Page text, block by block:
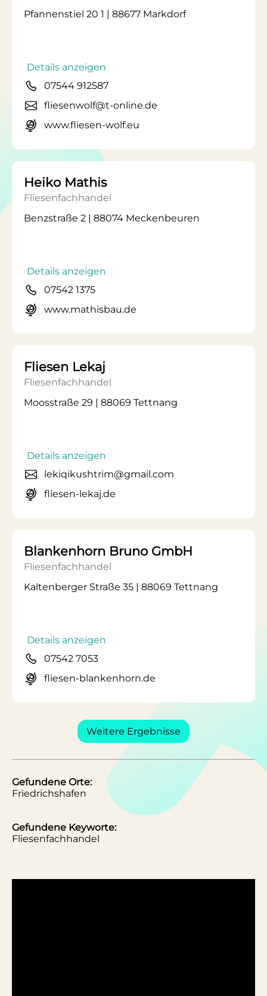
Pfannenstiel 20 1 | 88677 Markdorf
Details anzeigen
07544 912587
fliesenwolf@t-online.de
www.fliesen-wolf.eu
Heiko Mathis
Fliesenfachhandel
Benzstraße 2 | 88074 Meckenbeuren
Details anzeigen
07542 1375
www.mathisbau.de
Fliesen Lekaj
Fliesenfachhandel
Moosstraße 29 | 88069 Tettnang
Details anzeigen
lekiqikushtrim@gmail.com
fliesen-lekaj.de
Blankenhorn Bruno GmbH
Fliesenfachhandel
Kaltenberger Straße 35 | 88069 Tettnang
Details anzeigen
07542 7053
fliesen-blankenhorn.de
Weitere Ergebnisse
Gefundene Orte:
Friedrichshafen
Gefundene Keyworte:
Fliesenfachhandel